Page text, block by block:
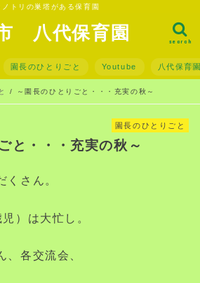
ノトリの巣塔がある保育園
八代保育園 search
園長のひとりごと Youtube 八代保育
～園長のひとりごと・・・充実の秋～
園長のひとりごと
と・・・充実の秋～
くさん。
）は大忙し。
、各交流会、